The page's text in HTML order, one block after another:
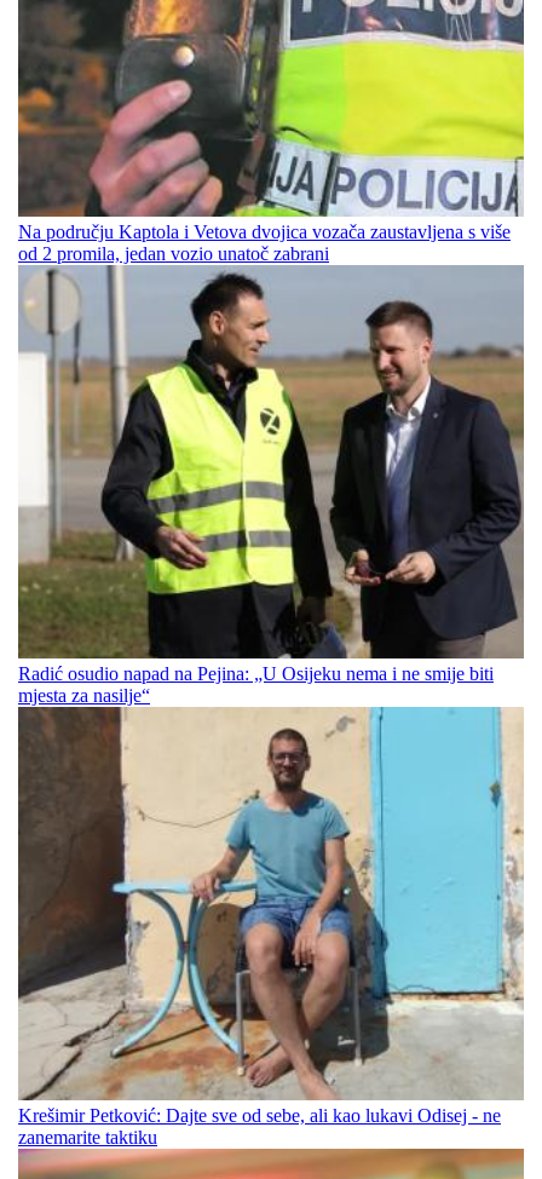
Na području Kaptola i Vetova dvojica vozača zaustavljena s više
od 2 promila, jedan vozio unatoč zabrani
Radić osudio napad na Pejina: „U Osijeku nema i ne smije biti
mjesta za nasilje“
Krešimir Petković: Dajte sve od sebe, ali kao lukavi Odisej - ne
zanemarite taktiku